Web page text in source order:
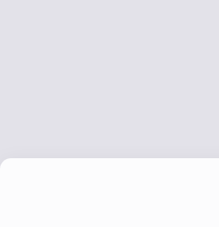
betci girişbetci girişhiltonbet yeni giriş